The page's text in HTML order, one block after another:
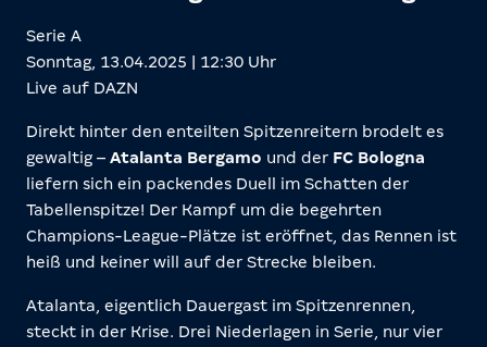
Serie A
Sonntag, 13.04.2025 | 12:30 Uhr
Live auf DAZN
Direkt hinter den enteilten Spitzenreitern brodelt es
gewaltig – Atalanta Bergamo und der FC Bologna
liefern sich ein packendes Duell im Schatten der
Tabellenspitze! Der Kampf um die begehrten
Champions-League-Plätze ist eröffnet, das Rennen ist
heiß und keiner will auf der Strecke bleiben.
Atalanta, eigentlich Dauergast im Spitzenrennen,
steckt in der Krise. Drei Niederlagen in Serie, nur vier